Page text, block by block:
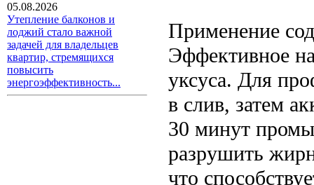
05.08.2026
Утепление балконов и
лоджий стало важной
задачей для владельцев
квартир, стремящихся
повысить
энергоэффективность...
Применение
Эффективное
уксуса. Для
в слив, затем
30 минут
разрушить
что